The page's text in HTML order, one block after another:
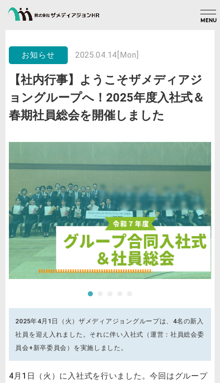
MENU
お知らせ 2025.04.14[Mon]
【社内行事】ようこそザメディアジ
ョングループへ！2025年度入社式＆
春期社員総会を開催しました
2025年4月1日（火）ザメディアジョングループは、4名の新入
社員を迎え入れました。それに伴い入社式（運営：社員総会委
員会+新卒委員会）を実施しました。
4月1日（火）に入社式を行いました。今回はグループ